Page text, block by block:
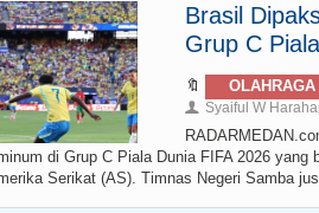
Brasil
Grup C
🔖 OLAHRAGA
👤 Syaiful W
di Grup C Piala Dunia FIFA 2026
Serikat (AS). Timnas Negeri Samba